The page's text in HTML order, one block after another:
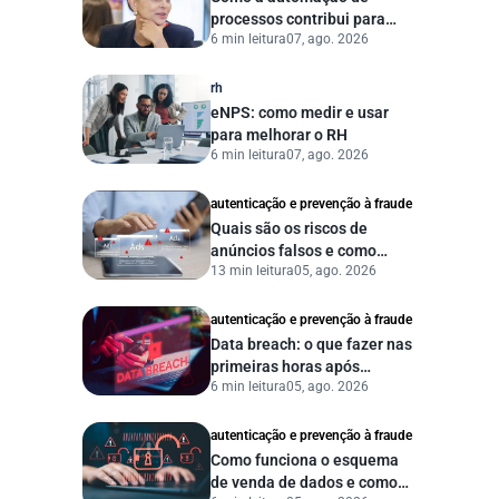
processos contribui para
uma gestão pública mais
6 min leitura07, ago. 2026
rh
eNPS: como medir e usar
para melhorar o RH
6 min leitura07, ago. 2026
autenticação e prevenção à fraude
Quais são os riscos de
anúncios falsos e como
proteger seu negócio?
13 min leitura05, ago. 2026
autenticação e prevenção à fraude
Data breach: o que fazer nas
primeiras horas após
vazamento de dados?
6 min leitura05, ago. 2026
autenticação e prevenção à fraude
Como funciona o esquema
de venda de dados e como